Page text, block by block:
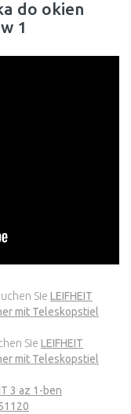
do okien
1
Sie LEIFHEIT
mit Teleskopstiel
Sie LEIFHEIT
mit Teleskopstiel
3 az 1-ben